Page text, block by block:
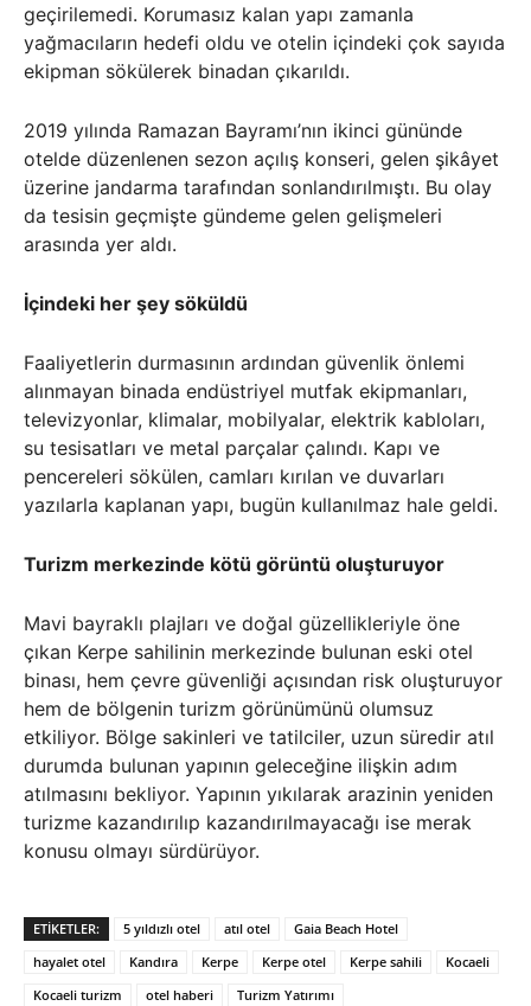
geçirilemedi. Korumasız kalan yapı zamanla
yağmacıların hedefi oldu ve otelin içindeki çok sayıda
ekipman sökülerek binadan çıkarıldı.
2019 yılında Ramazan Bayramı’nın ikinci gününde
otelde düzenlenen sezon açılış konseri, gelen şikâyet
üzerine jandarma tarafından sonlandırılmıştı. Bu olay
da tesisin geçmişte gündeme gelen gelişmeleri
arasında yer aldı.
İçindeki her şey söküldü
Faaliyetlerin durmasının ardından güvenlik önlemi
alınmayan binada endüstriyel mutfak ekipmanları,
televizyonlar, klimalar, mobilyalar, elektrik kabloları,
su tesisatları ve metal parçalar çalındı. Kapı ve
pencereleri sökülen, camları kırılan ve duvarları
yazılarla kaplanan yapı, bugün kullanılmaz hale geldi.
Turizm merkezinde kötü görüntü oluşturuyor
Mavi bayraklı plajları ve doğal güzellikleriyle öne
çıkan Kerpe sahilinin merkezinde bulunan eski otel
binası, hem çevre güvenliği açısından risk oluşturuyor
hem de bölgenin turizm görünümünü olumsuz
etkiliyor. Bölge sakinleri ve tatilciler, uzun süredir atıl
durumda bulunan yapının geleceğine ilişkin adım
atılmasını bekliyor. Yapının yıkılarak arazinin yeniden
turizme kazandırılıp kazandırılmayacağı ise merak
konusu olmayı sürdürüyor.
ETIKETLER: 5 yıldızlı otel atıl otel
Gaia Beach Hotel
hayalet otel
Kandıra Kerpe Kerpe otel Kerpe sahili
Kocaeli
Kocaeli turizm
otel haberi Turizm Yatırımı